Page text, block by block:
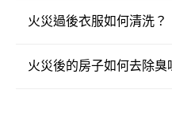
火災過後衣服如何清洗？
火災後的房子如何去除臭